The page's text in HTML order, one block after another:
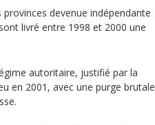
provinces devenue indépendante
livré entre 1998 et 2000 une
autoritaire, justifié par la
en 2001, avec une purge brutale